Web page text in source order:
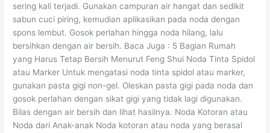
sering kali terjadi. Gunakan campuran air hangat dan sedikit
sabun cuci piring, kemudian aplikasikan pada noda dengan
spons lembut. Gosok perlahan hingga noda hilang, lalu
bersihkan dengan air bersih. Baca Juga : 5 Bagian Rumah
yang Harus Tetap Bersih Menurut Feng Shui Noda Tinta Spidol
atau Marker Untuk mengatasi noda tinta spidol atau marker,
gunakan pasta gigi non-gel. Oleskan pasta gigi pada noda dan
gosok perlahan dengan sikat gigi yang tidak lagi digunakan.
Bilas dengan air bersih dan lihat hasilnya. Noda Kotoran atau
Noda dari Anak-anak Noda kotoran atau noda yang berasal